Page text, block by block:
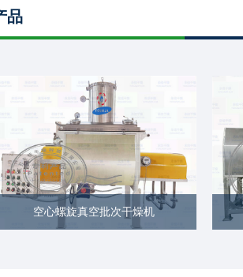
品
空心螺旋真空批次干燥机